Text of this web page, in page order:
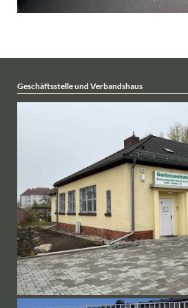
Geschäftsstelle und Verbandshaus